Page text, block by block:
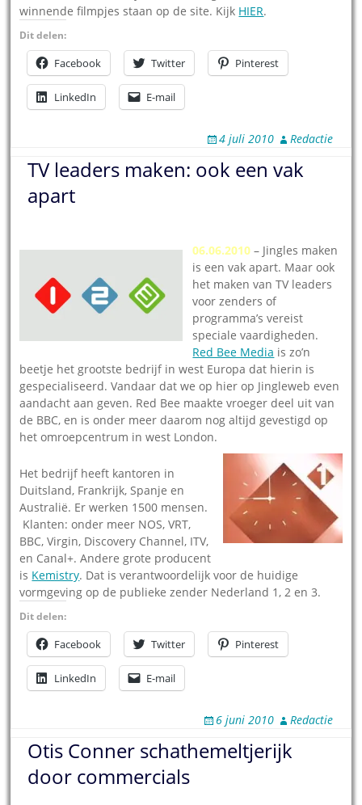
winnende filmpjes staan op de site. Kijk HIER.
Dit delen:
Facebook Twitter Pinterest
LinkedIn E-mail
4 juli 2010 Redactie
TV leaders maken: ook een vak
apart
06.06.2010 – Jingles maken
is een vak apart. Maar ook
het maken van TV leaders
voor zenders of
programma’s vereist
speciale vaardigheden.
Red Bee Media is zo’n
beetje het grootste bedrijf in west Europa dat hierin is
gespecialiseerd. Vandaar dat we op hier op Jingleweb even
aandacht aan geven. Red Bee maakte vroeger deel uit van
de BBC, en is onder meer daarom nog altijd gevestigd op
het omroepcentrum in west London.
Het bedrijf heeft kantoren in
Duitsland, Frankrijk, Spanje en
Australië. Er werken 1500 mensen.
Klanten: onder meer NOS, VRT,
BBC, Virgin, Discovery Channel, ITV,
en Canal+. Andere grote producent
is Kemistry. Dat is verantwoordelijk voor de huidige
vormgeving op de publieke zender Nederland 1, 2 en 3.
Dit delen:
Facebook Twitter Pinterest
LinkedIn E-mail
6 juni 2010 Redactie
Otis Conner schathemeltjerijk
door commercials